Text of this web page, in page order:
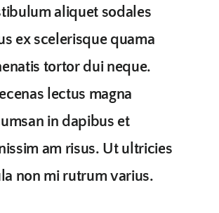
aliquet sodales
ex scelerisque quama
tortor dui neque.
lectus magna
in dapibus et
am risus. Ut ultricies
non mi rutrum varius.